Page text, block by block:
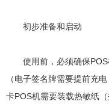
初步准备和启动
使用前，必须确保POS
（电子签名牌需要提前充
卡POS机需要装载热敏纸